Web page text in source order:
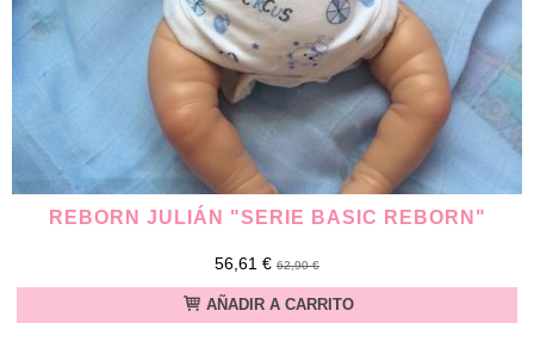
REBORN JULIÁN "SERIE BASIC REBORN"
56,61 € 62,90 €
AÑADIR A CARRITO